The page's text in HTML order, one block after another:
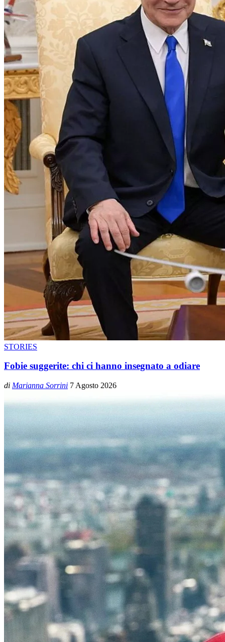
STORIES
Fobie suggerite: chi ci hanno insegnato a odiare
di Marianna Sorrini 7 Agosto 2026